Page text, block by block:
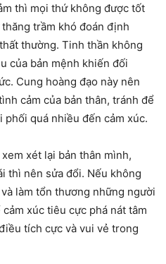
thì mọi thứ không được tốt
trầm khó đoán định
thường. Tinh thần không
của bản mệnh khiến đối
Cung hoàng đạo này nên
cảm của bản thân, tránh để
quá nhiều đến cảm xúc.
xét lại bản thân mình,
thì nên sửa đổi. Nếu không
làm tổn thương những người
xúc tiêu cực phá nát tâm
tích cực và vui vẻ trong